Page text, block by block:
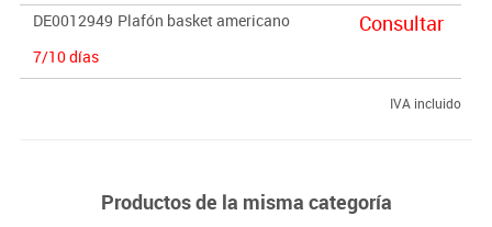
DE0012949 Plafón basket americano
7/10 días
Consultar
IVA incluido
Productos de la misma categoría